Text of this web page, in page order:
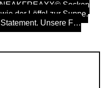
Socken
der Löffel zur Suppe.
Unsere F…